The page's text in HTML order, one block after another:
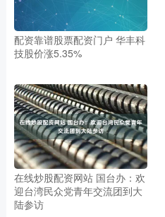
配资靠谱股票配资门户 华丰科
技股价涨5.35%
在线炒股配资网站 国台办：欢
迎台湾民众党青年交流团到大
陆参访